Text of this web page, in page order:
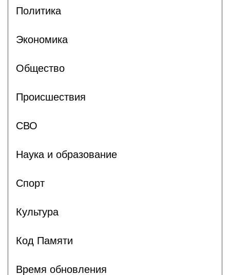
Политика
Экономика
Общество
Происшествия
СВО
Наука и образование
Спорт
Культура
Код Памяти
Время обновления